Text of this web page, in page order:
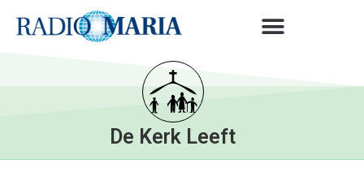
De Kerk Leeft